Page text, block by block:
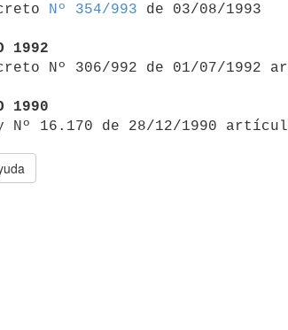
Nº 354/993 de 03/08/1993
1992
Nº 306/992 de 01/07/1992
1990
Nº 16.170 de 28/12/1990